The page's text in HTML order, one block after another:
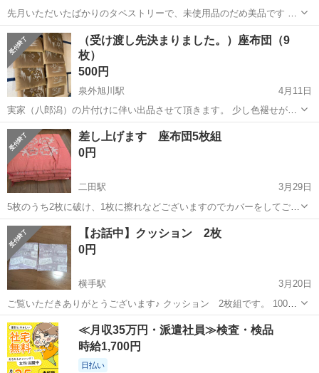
先月いただいたばかりのタペストリーで、未使用品のだめ美品です サ
イズは約90✖️90センチ弱です 宜しくお願い致します🙇
秋田 秋田市 土崎駅 ファブリック、カバー 場所
（受け渡し先決まりました。）座布団（9
枚）
500円
泉外旭川駅
4月11日
実家（八郎潟）の片付けに伴い出品させて頂きます。 少し色褪せがあ
りますが来客用に使用していたので 比較的へたりは無い様に思えま
す。 ご興味のある方、宜しくお願い致します。
秋田 秋田市 泉外旭川駅 ファブリック、カバー
差し上げます 座布団5枚組
0円
二田駅
3月29日
5枚のうち2枚に破け、1枚に擦れなどございますのでカバーをしてご使
用下さい
秋田 潟上市 二田駅 ファブリック、カバー
【お話中】クッション 2枚
0円
横手駅
3月20日
ご覧いただきありがとうございます♪ クッション 2枚組です。 100円
ショップで購入したものなので厚みはやや薄めです。 サイズ
37✕37cm 横手駅周辺まで取りに来られる方にお譲りします。
秋田 横手市 横手駅 ファブリック、カバー
100円ショップ
≪月収35万円・派遣社員≫検査・検品
時給1,700円
日払い